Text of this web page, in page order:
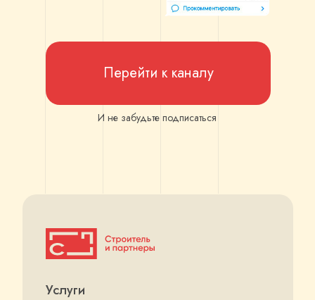
И не забудьте подписаться
Перейти к каналу
Услуги